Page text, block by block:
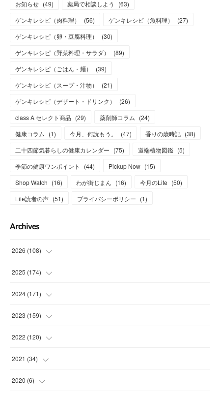
お知らせ (49) 薬局で相談しよう (63)
ゲンキレシピ（肉料理）
(56) ゲンキレシピ（魚料理） (27)
ゲンキレシピ（卵・豆腐料理）
(30)
ゲンキレシピ（野菜料理・サラダ）
(89)
ゲンキレシピ（ごはん・麺）
(39)
ゲンキレシピ（スープ・汁物）
(21)
ゲンキレシピ（デザート・ドリンク）
(26)
class A セレクト商品 (29) 薬剤師コラム (24)
健康コラム (1) 今月、何読もう。 (47) 香りの歳時記 (38)
二十四節気暮らしの健康カレンダー (75) 道端植物図鑑 (5)
季節の健康ワンポイント
(44) Pickup Now (15)
Shop Watch (16) わが街じまん (16) 今月のLife (50)
Life読者の声 (51) プライバシーポリシー (1)
Archives
2026 (108)
(6)
(15
(15
(13
2025 (174)
(14
(14
(15
(15
2024 (171)
(13
(13
(15
(
2023 (159)
(14
(14 )
(
2022 (120)
(14 )
( 13
2021 (34)
( )
2020 (6)